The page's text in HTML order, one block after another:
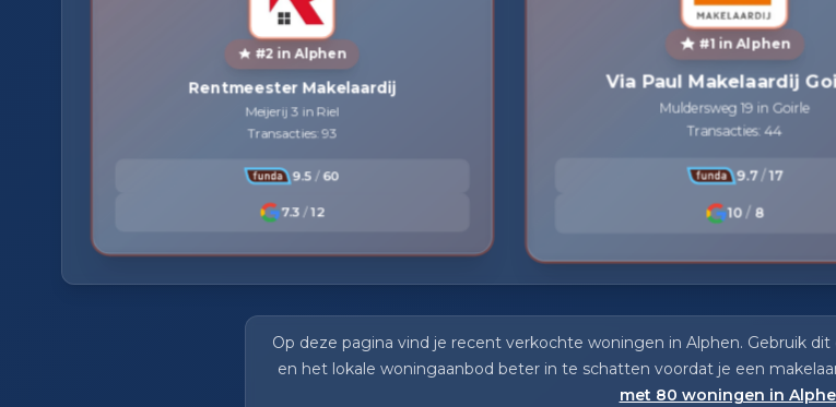
#1 in Alphen
Via Paul Makelaardij
Muldersweg 19 in Goirle
Transacties: 44
9.7/17
10 / 8
#2 in Alphen
Rentmeester Makelaardij
Meijerij 3 in Riel
Transacties: 93
9.5 / 60
7.3 /12
Op deze pagina vind je recent verkochte woningen in Alphen. Gebruik
en het lokale woningaanbod beter in te schatten voordat je een
met 80 woningen in